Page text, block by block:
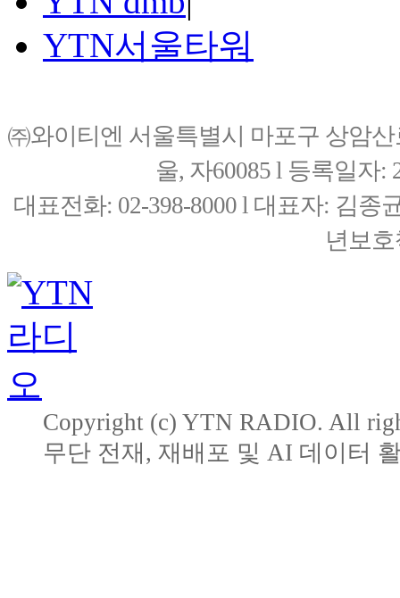
YTN서울타워
㈜와이티엔 서울특별시 마포구 상암
울, 자60085 l 등록일자:
대표전화: 02-398-8000 l 대표자: 김종
년보
Copyright (c) YTN RADIO. All
무단 전재, 재배포 및 AI 데이터